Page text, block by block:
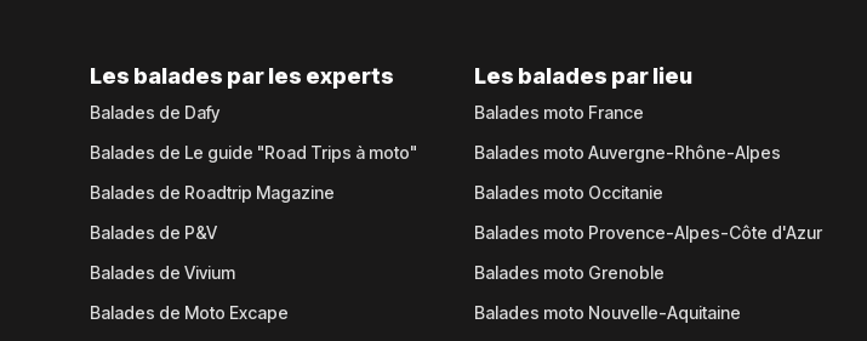
Les balades par les experts
Balades de Dafy
Balades de Le guide "Road Trips à moto"
Balades de Roadtrip Magazine
Balades de P&V
Balades de Vivium
Balades de Moto Excape
Les balades par lieu
Balades moto France
Balades moto Auvergne-Rhône-Alpes
Balades moto Occitanie
Balades moto Provence-Alpes-Côte d'Azur
Balades moto Grenoble
Balades moto Nouvelle-Aquitaine